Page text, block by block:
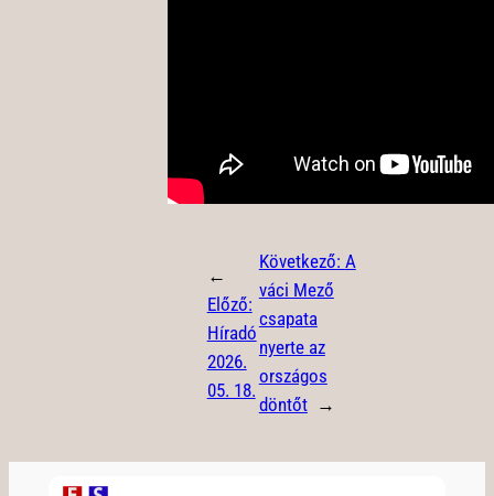
←
Előző:
Híradó
2026.
05. 18.
Következő: A
váci Mező
csapata
nyerte az
országos
döntőt →